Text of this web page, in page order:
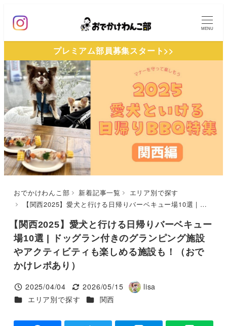
ン
ン
テ
ン
ツ
へ
移
動
MENU
プレミアム部員募集スタート>>
おでかけわんこ部 新着記事一覧
エリア別で探す
【関西2025】愛犬と行ける日帰りバーベキュー場10選 | ドッグラン付きのグランピング施設やアクティビティも楽しめる施設も！（おでかけレポあり）
【関西2025】愛犬と行ける日帰りバーベキュー
場10選 | ドッグラン付きのグランピング施設
やアクティビティも楽しめる施設も！（おで
かけレポあり）
投稿日
2025/04/04
更新日
2026/05/15
著
lisa
カテゴリー
エリア別で探す カテゴリー
関西